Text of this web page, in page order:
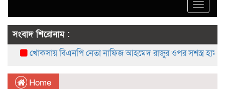
Toggle
সংবাদ শিরোনাম :
খোকসায় বিএনপি নেতা নাফিজ আহমেদ রাজুর ওপর সশস্ত্র হামলা,
Home